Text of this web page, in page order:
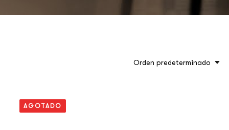
Orden predeterminado
AGOTADO